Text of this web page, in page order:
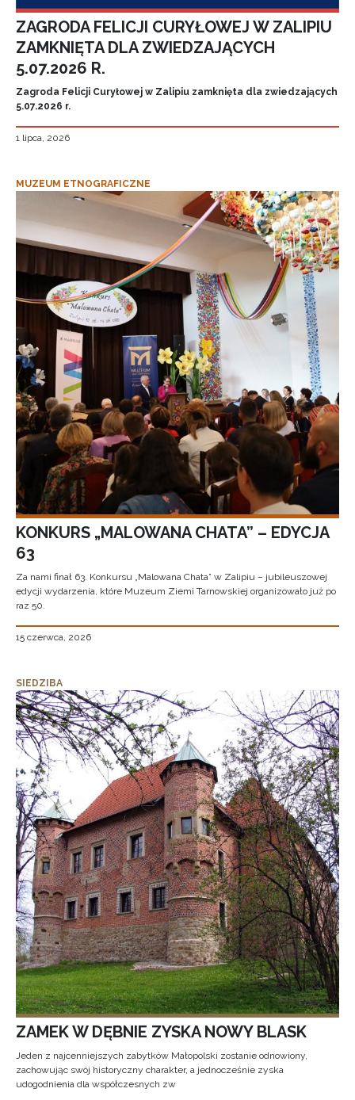
ZAGRODA FELICJI CURYŁOWEJ W ZALIPIU
ZAMKNIĘTA DLA ZWIEDZAJĄCYCH
5.07.2026 R.
Zagroda Felicji Curyłowej w Zalipiu zamknięta dla zwiedzających
5.07.2026 r.
1 lipca, 2026
MUZEUM ETNOGRAFICZNE
KONKURS „MALOWANA CHATA” – EDYCJA
63
Za nami finał 63. Konkursu „Malowana Chata” w Zalipiu – jubileuszowej
edycji wydarzenia, które Muzeum Ziemi Tarnowskiej organizowało już po
raz 50.
15 czerwca, 2026
SIEDZIBA
ZAMEK W DĘBNIE ZYSKA NOWY BLASK
Jeden z najcenniejszych zabytków Małopolski zostanie odnowiony,
zachowując swój historyczny charakter, a jednocześnie zyska
udogodnienia dla współczesnych zw